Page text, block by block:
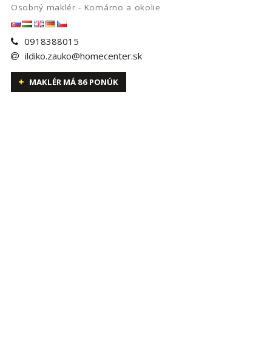
Osobný maklér - Komárno a okolie
0918388015
ildiko.zauko@homecenter.sk
MAKLÉR MÁ 86 PONÚK